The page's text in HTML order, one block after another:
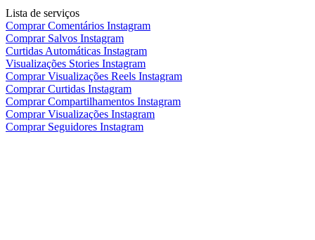
Lista de serviços
Comprar Comentários Instagram
Comprar Salvos Instagram
Curtidas Automáticas Instagram
Visualizações Stories Instagram
Comprar Visualizações Reels Instagram
Comprar Curtidas Instagram
Comprar Compartilhamentos Instagram
Comprar Visualizações Instagram
Comprar Seguidores Instagram